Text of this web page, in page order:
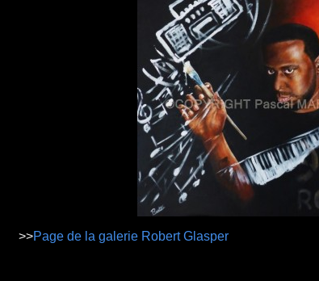
>>Page de la galerie Robert Glasper